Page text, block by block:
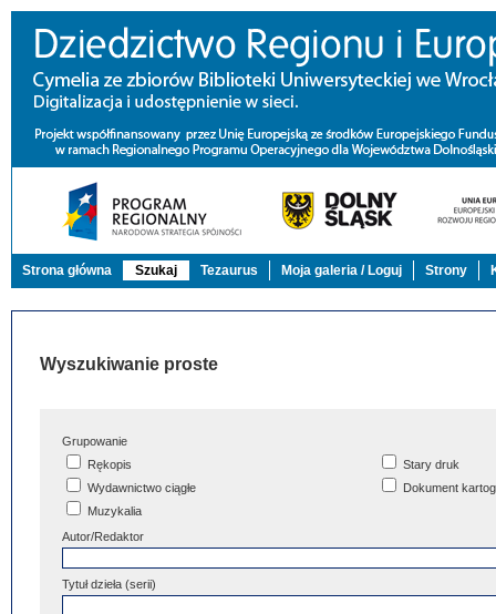
Strona główna Szukaj Tezaurus Moja galeria / Loguj Strony
Wyszukiwanie proste
Grupowanie
Rękopis
Stary druk
Wydawnictwo ciągłe
Dokument
Muzykalia
Autor/Redaktor
Tytuł dzieła (serii)